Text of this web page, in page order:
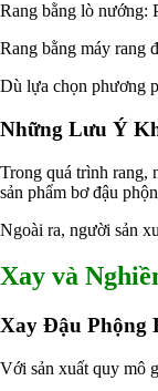
Rang bằng lò nướng:
Rang bằng máy rang
Dù lựa chọn phương
Những Lưu Ý
Trong quá trình rang,
sản phẩm bơ đậu
Ngoài ra, người sản
Xay và
Xay Đậu Phộng
Với sản xuất quy mô